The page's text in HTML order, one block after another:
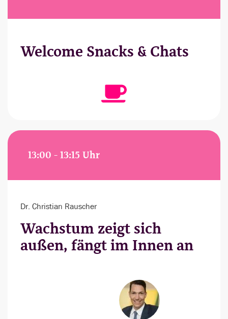
Welcome Snacks & Chats
13:00 - 13:15 Uhr
Dr. Christian Rauscher
Wachstum zeigt sich
außen, fängt im Innen an